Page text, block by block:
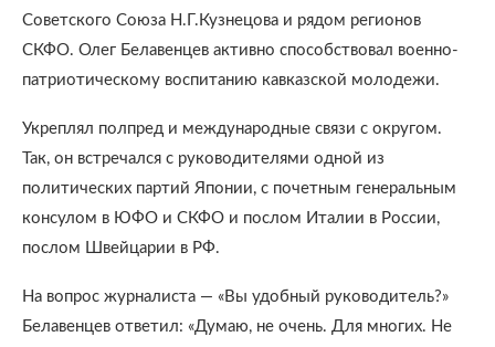
Советского Союза Н.Г.Кузнецова и рядом регионов
СКФО. Олег Белавенцев активно способствовал военно-
патриотическому воспитанию кавказской молодежи.
Укреплял полпред и международные связи с округом.
Так, он встречался с руководителями одной из
политических партий Японии, с почетным генеральным
консулом в ЮФО и СКФО и послом Италии в России,
послом Швейцарии в РФ.
На вопрос журналиста — «Вы удобный руководитель?»
Белавенцев ответил: «Думаю, не очень. Для многих. Не